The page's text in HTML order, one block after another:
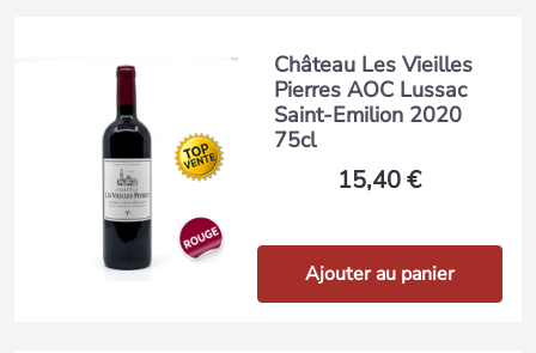
Château Les Vieilles
Pierres AOC Lussac
Saint-Emilion 2020
75cl
15,40 €
Ajouter au panier